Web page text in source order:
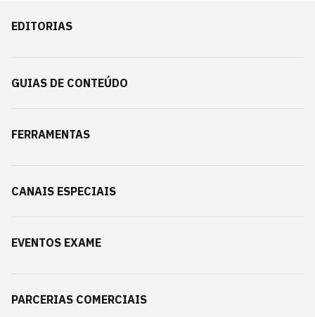
EDITORIAS
GUIAS DE CONTEÚDO
FERRAMENTAS
CANAIS ESPECIAIS
EVENTOS EXAME
PARCERIAS COMERCIAIS